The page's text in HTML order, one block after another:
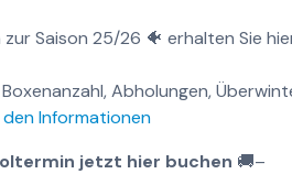
Saison 25/26 🐠 erhalten Sie
Abholungen,
den Informationen
jetzt hier buchen 🚚–